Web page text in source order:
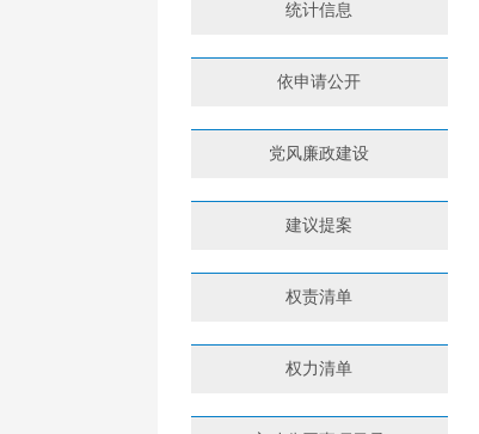
统计信息
依申请公开
党风廉政建设
建议提案
权责清单
权力清单